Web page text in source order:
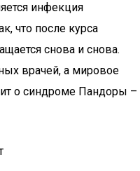
инфекция
что после курса
снова и снова.
врачей, а мировое
о синдроме Пандоры –